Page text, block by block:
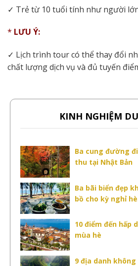
✓ Trẻ từ 10 tuổi tính như người
* LƯU Ý:
✓ Lịch trình tour có thể thay đổi
chất lượng dịch vụ và đủ tuyến
KINH NGHIỆM
Ba cung đường
thu tại Nhật Bản
Ba bãi biển đẹp
bồ cho kỳ nghỉ
10 điểm đến hấp
mùa hè
9 địa danh